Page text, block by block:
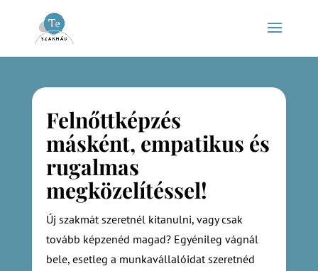
Felnőttképzés
másként, empatikus és
rugalmas
megközelítéssel!
Új szakmát szeretnél kitanulni, vagy csak
tovább képzenéd magad? Egyénileg vágnál
bele, esetleg a munkavállalóidat szeretnéd